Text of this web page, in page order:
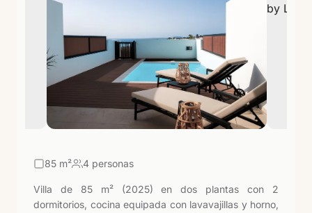
privilegiado en el sur de la isla.
85 m² 4 personas
Villa de 85 m² (2025) en dos plantas con 2
dormitorios, cocina equipada con lavavajillas y horno,